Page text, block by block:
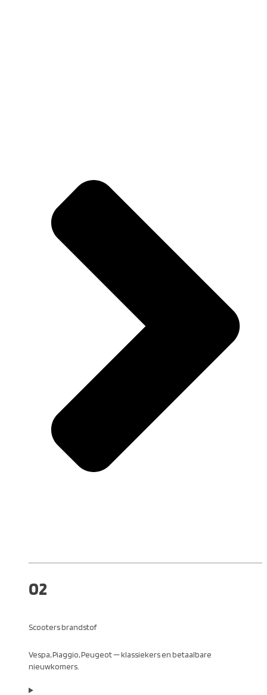
02
Scooters brandstof
Vespa, Piaggio, Peugeot — klassiekers en betaalbare
nieuwkomers.